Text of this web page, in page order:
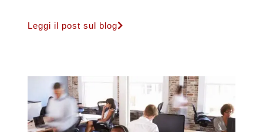
Leggi il post sul blog